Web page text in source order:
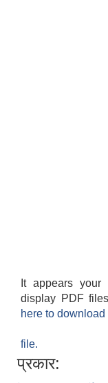
It appears
display PDF
here to
file.
प्रकार: